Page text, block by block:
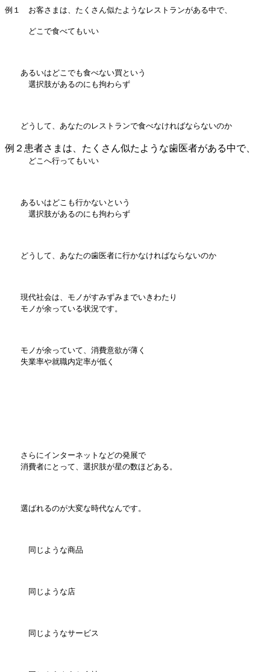
例１ お客さまは、たくさん似たようなレストランがある中で、
どこで食べてもいい
あるいはどこでも食べない買という
選択肢があるのにも拘わらず
どうして、あなたのレストランで食べなければならないのか
例２患者さまは、たくさん似たような歯医者がある中で、
どこへ行ってもいい
あるいはどこも行かないという
選択肢があるのにも拘わらず
どうして、あなたの歯医者に行かなければならないのか
現代社会は、モノがすみずみまでいきわたり
モノが余っている状況です。
モノが余っていて、消費意欲が薄く
失業率や就職内定率が低く
さらにインターネットなどの発展で
消費者にとって、選択肢が星の数ほどある。
選ばれるのが大変な時代なんです。
同じような商品
同じような店
同じようなサービス